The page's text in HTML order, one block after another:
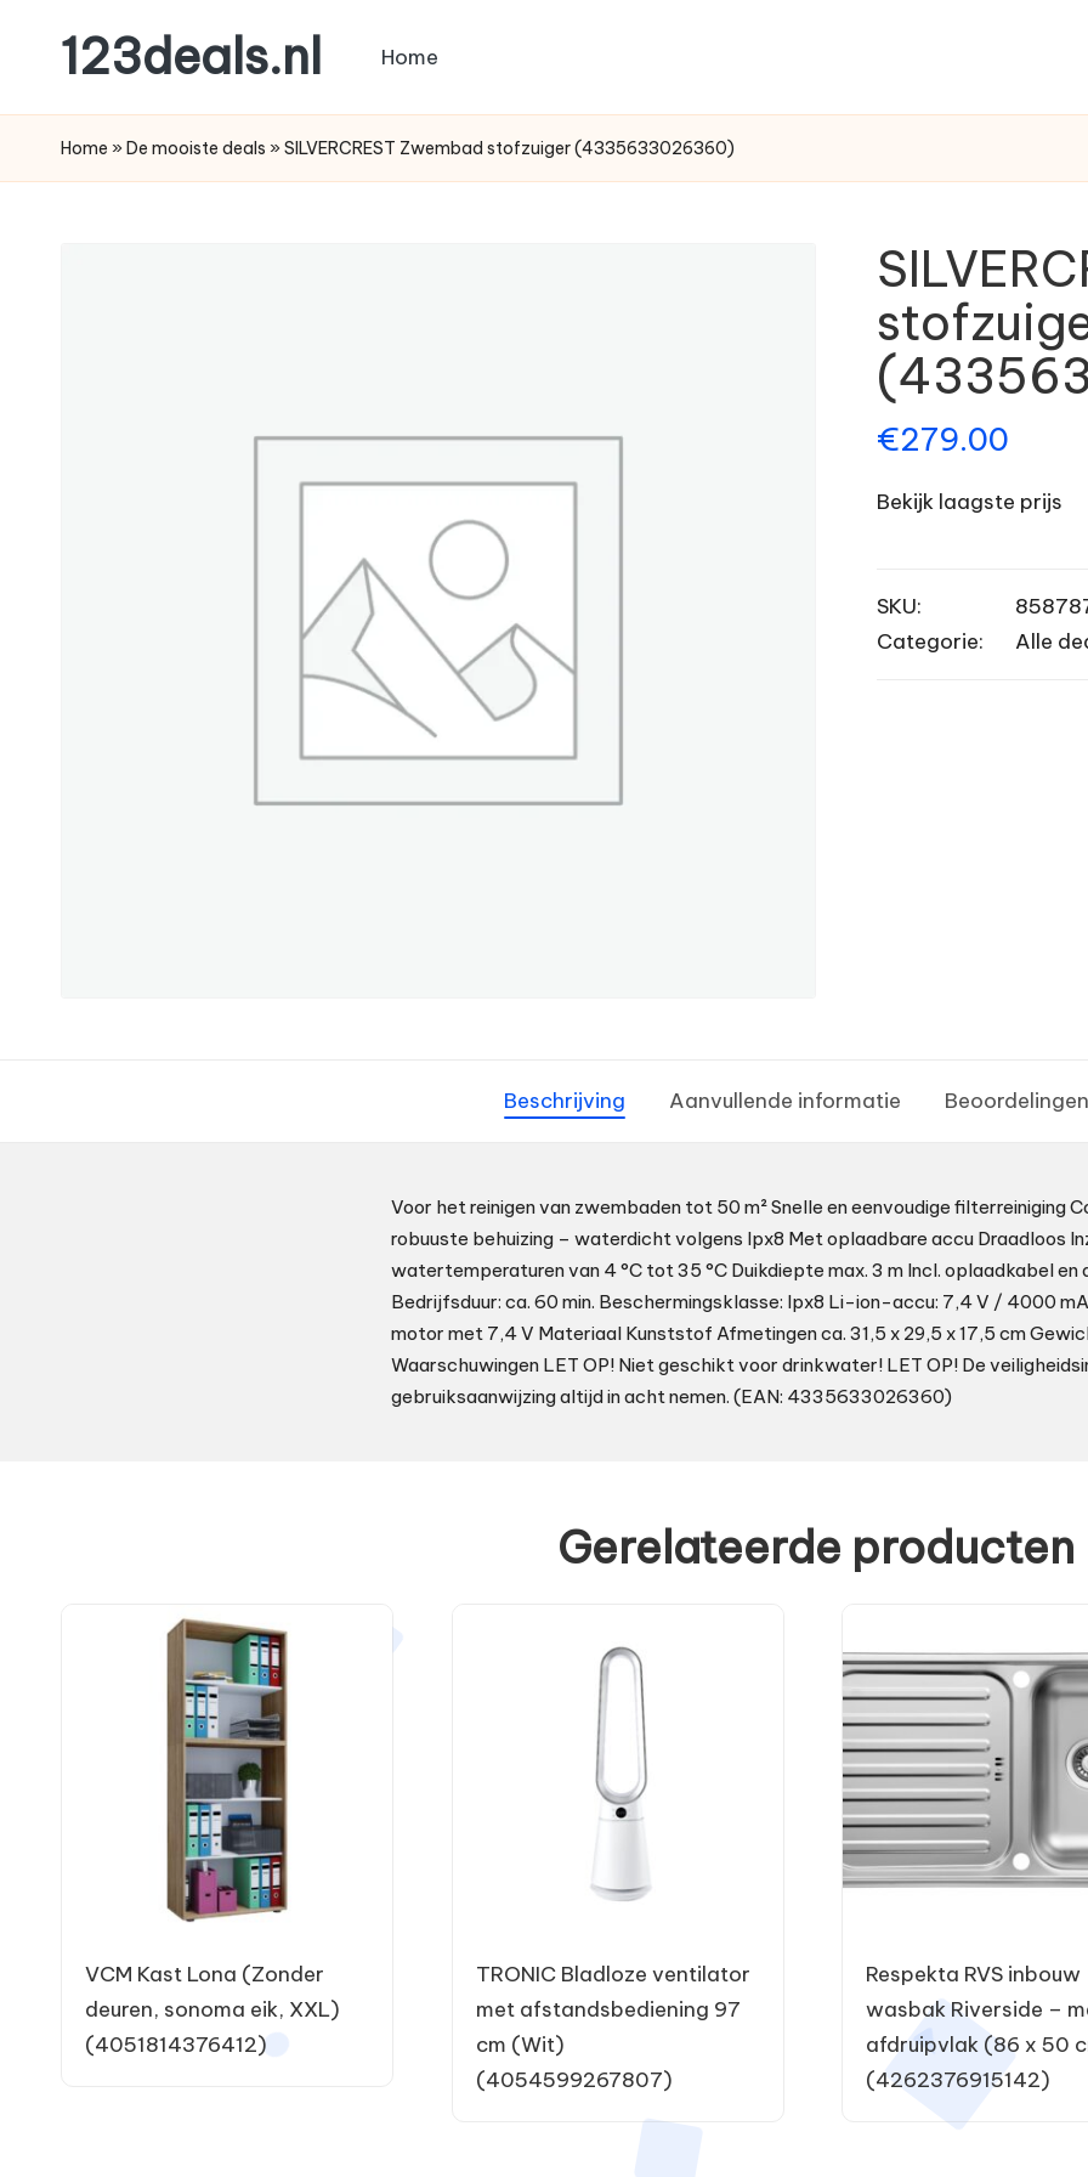
123deals.nl
leukste
deals
Home
Home » De mooiste deals » SILVERCREST Zwembad stofzuiger (4335633026360)
€279.00
Bekijk laagste prijs
SKU:
Categorie:
Alle
Beschrijving Aanvullende informatie
Voor het reinigen van zwembaden tot 50 m² Snelle en eenvoudige filterreiniging
robuuste behuizing – waterdicht volgens Ipx8 Met oplaadbare accu Draadloos
watertemperaturen van 4 °C tot 35 °C Duikdiepte max. 3 m Incl. oplaadkabel en
Bedrijfsduur: ca. 60 min. Beschermingsklasse: Ipx8 Li-ion-accu: 7,4 V / 4000
motor met 7,4 V Materiaal Kunststof Afmetingen ca. 31,5 x 29,5 x 17,5 cm
Waarschuwingen LET OP! Niet geschikt voor drinkwater! LET OP! De
gebruiksaanwijzing altijd in acht nemen. (EAN: 4335633026360)
Gerelateerde producten
VCM Kast Lona (Zonder
deuren, sonoma eik, XXL)
(4051814376412)
TRONIC Bladloze ventilator
met afstandsbediening 97
cm (Wit)
(4054599267807)
Respekta RVS inbouw
wasbak Riverside –
afdruipvlak (86 x 50
(4262376915142)